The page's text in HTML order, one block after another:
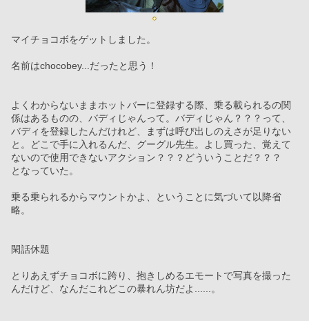
マイチョコボをゲットしました。
名前はchocobey...だったと思う！
よくわからないままホットバーに登録する際、乗る載られるの関
係はあるものの、バディじゃんって。バディじゃん？？？って、
バディを登録したんだけれど、まずは呼び出しのえさが足りない
と。どこで手に入れるんだ、グーグル先生。よし買った、覚えて
ないので使用できないアクション？？？どういうことだ？？？
となっていた。
乗る乗られるからマウントかよ、ということに気づいて以降省
略。
閑話休題
とりあえずチョコボに跨り、抱きしめるエモートで写真を撮った
んだけど、なんだこれどこの暴れん坊だよ......。